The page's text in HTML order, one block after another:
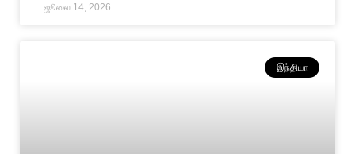
ஜூலை 14, 2026
இந்தியா